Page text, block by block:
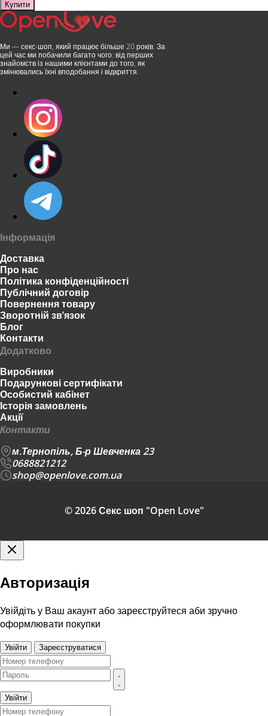
Купити
Ми — секс-шоп, який працює більше 20 років. За
цей час ми побачили багато чого: від перших
знайомств із нашими клієнтами до того, як
змінювались їхні вподобання і відкриття.
Інформація
Доставка
Про нас
Політика конфіденційності
Публічний договір
Повернення товару
Зворотній зв’язок
Блог
Контакти
Додатково
Виробники
Подарункові сертифікати
Особистий кабінет
Історія замовлень
Акції
Контакти
м.Тернопіль, Б-р Шевченка 23
0688821212
shop@openlove.com.ua
© 2026 Секс шоп "Open Love"
Авторизація
Увійдіть у Ваш акаунт або зареєструйтеся аби зручно
оформлювати покупки
Увійти Зареєструватися
Увійти